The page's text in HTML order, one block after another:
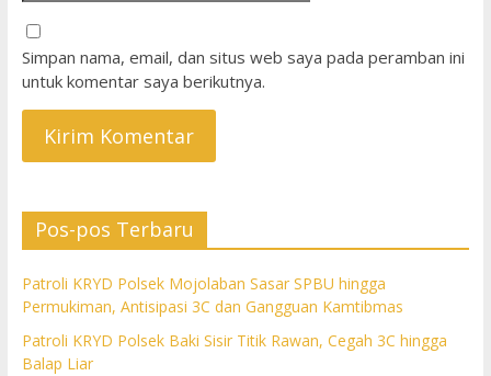
Simpan nama, email, dan situs web saya pada peramban ini
untuk komentar saya berikutnya.
Pos-pos Terbaru
Patroli KRYD Polsek Mojolaban Sasar SPBU hingga
Permukiman, Antisipasi 3C dan Gangguan Kamtibmas
Patroli KRYD Polsek Baki Sisir Titik Rawan, Cegah 3C hingga
Balap Liar